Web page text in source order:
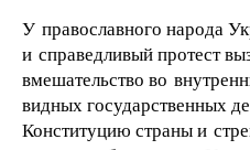
У православного народа
и справедливый протест
вмешательство во
видных государственных
Конституцию страны и